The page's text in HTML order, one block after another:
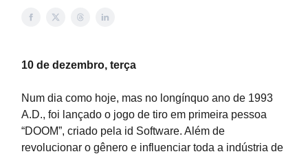
10 de dezembro, terça
Num dia como hoje, mas no longínquo ano de 1993
A.D., foi lançado o jogo de tiro em primeira pessoa
“DOOM”, criado pela id Software. Além de
revolucionar o gênero e influenciar toda a indústria de